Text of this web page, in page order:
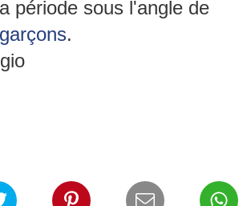
période sous l'angle de
.